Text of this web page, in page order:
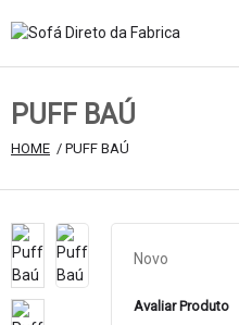
PUFF BAÚ
HOME / PUFF BAÚ
Novo
Avaliar Produto